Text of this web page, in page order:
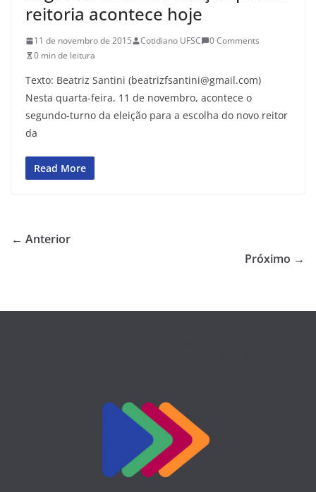
reitoria acontece hoje
11 de novembro de 2015 Cotidiano UFSC
0 Comments
0 min de leitura
Texto: Beatriz Santini (beatrizfsantini@gmail.com)
Nesta quarta-feira, 11 de novembro, acontece o
segundo-turno da eleição para a escolha do novo reitor
da
Read More
← Anterior
Próximo →